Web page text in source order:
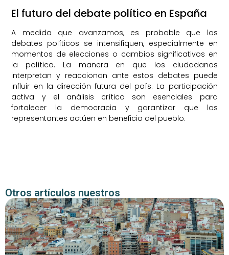
El futuro del debate político en España
A medida que avanzamos, es probable que los
debates políticos se intensifiquen, especialmente en
momentos de elecciones o cambios significativos en
la política. La manera en que los ciudadanos
interpretan y reaccionan ante estos debates puede
influir en la dirección futura del país. La participación
activa y el análisis crítico son esenciales para
fortalecer la democracia y garantizar que los
representantes actúen en beneficio del pueblo.
Otros artículos nuestros